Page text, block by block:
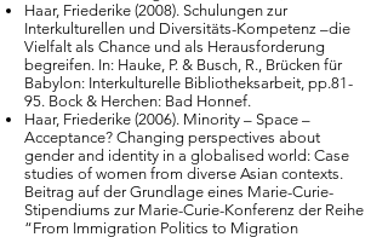
Haar, Friederike (2008). Schulungen zur
Interkulturellen und Diversitäts-Kompetenz –die
Vielfalt als Chance und als Herausforderung
begreifen. In: Hauke, P. & Busch, R., Brücken für
Babylon: Interkulturelle Bibliotheksarbeit, pp.81-
95. Bock & Herchen: Bad Honnef.
Haar, Friederike (2006). Minority – Space –
Acceptance? Changing perspectives about
gender and identity in a globalised world: Case
studies of women from diverse Asian contexts.
Beitrag auf der Grundlage eines Marie-Curie-
Stipendiums zur Marie-Curie-Konferenz der Reihe
“From Immigration Politics to Migration